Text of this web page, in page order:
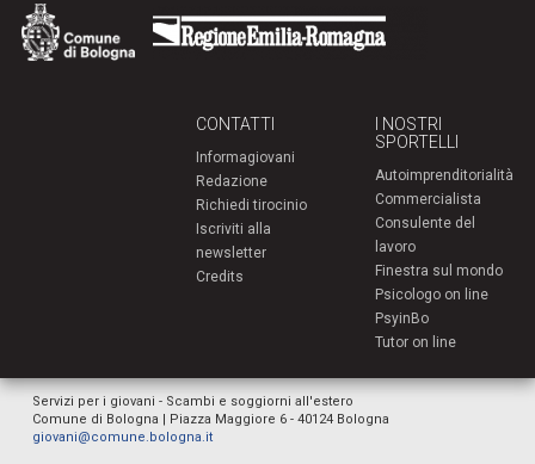
CONTATTI
Informagiovani
Redazione
Richiedi tirocinio
Iscriviti alla
newsletter
Credits
I NOSTRI
SPORTELLI
Autoimprenditorialità
Commercialista
Consulente del
lavoro
Finestra sul mondo
Psicologo on line
PsyinBo
Tutor on line
Servizi per i giovani - Scambi e soggiorni all'estero
Comune di Bologna | Piazza Maggiore 6 - 40124 Bologna
giovani@comune.bologna.it